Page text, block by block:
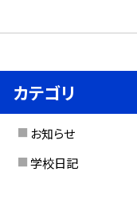
カテゴリ
お知らせ
学校日記